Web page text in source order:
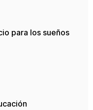
para los sueños